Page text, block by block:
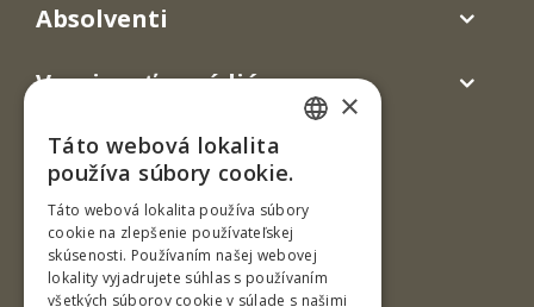
Absolventi
Verejnosť a médiá
×
Táto webová lokalita
používa súbory cookie.
Táto webová lokalita používa súbory
cookie na zlepšenie používateľskej
skúsenosti. Používaním našej webovej
lokality vyjadrujete súhlas s používaním
všetkých súborov cookie v súlade s našimi